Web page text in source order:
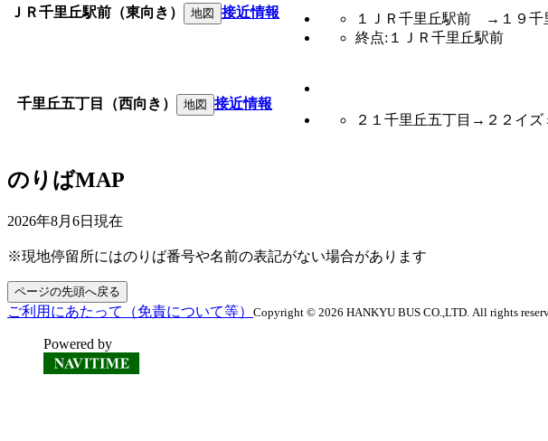
ＪＲ千里丘駅前（東向き） 地図 接近情報
１ＪＲ千里丘駅前 →１９
終点:１ＪＲ千里丘駅前
千里丘五丁目（西向き） 地図
接近情報
２１千里丘五丁目→２２イ
のりばMAP
2026年8月6日 現在
※現地停留所にはのりば番号や名前の表記がない場合があります
ページの先頭へ戻る
ご利用にあたって（免責について等） Copyright © 2026 HANKYU BUS CO.,LTD. All rights
Powered by